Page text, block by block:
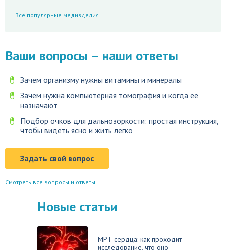
Все популярные медизделия
Ваши вопросы – наши ответы
Зачем организму нужны витамины и минералы
Зачем нужна компьютерная томография и когда ее
назначают
Подбор очков для дальнозоркости: простая инструкция,
чтобы видеть ясно и жить легко
Задать свой вопрос
Смотреть все вопросы и ответы
Новые статьи
МРТ сердца: как проходит
исследование, что оно